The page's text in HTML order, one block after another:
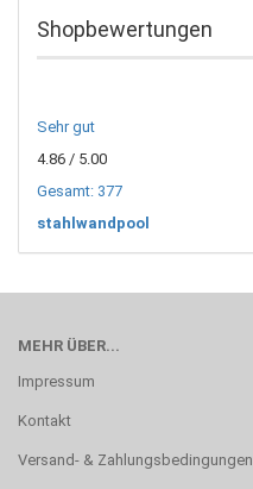
Shopbewertungen
Sehr gut
4.86 / 5.00
Gesamt: 377
stahlwandpool
MEHR ÜBER...
Impressum
Kontakt
Versand- & Zahlungsbedingungen